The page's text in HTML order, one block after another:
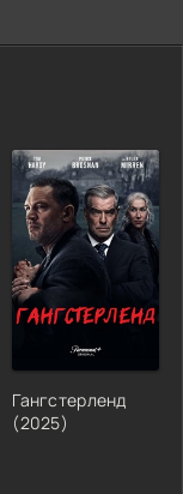
Гангстерленд
(2025)